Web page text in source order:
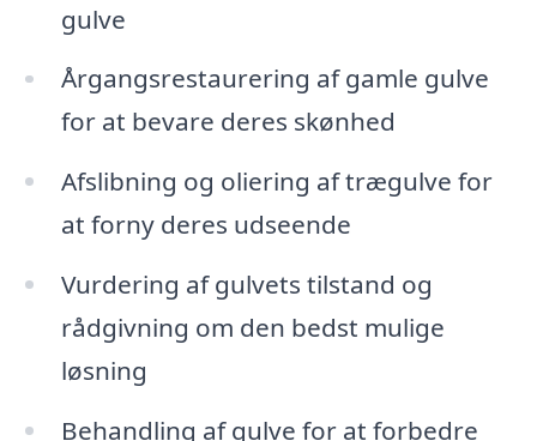
gulve
Årgangsrestaurering af gamle gulve
for at bevare deres skønhed
Afslibning og oliering af trægulve for
at forny deres udseende
Vurdering af gulvets tilstand og
rådgivning om den bedst mulige
løsning
Behandling af gulve for at forbedre